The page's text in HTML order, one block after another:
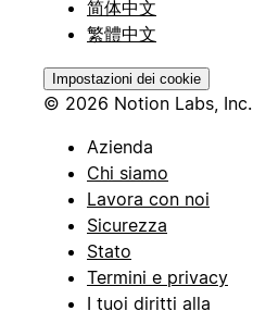
简体中文
繁體中文
Impostazioni dei cookie
© 2026 Notion Labs, Inc.
Azienda
Chi siamo
Lavora con noi
Sicurezza
Stato
Termini e privacy
I tuoi diritti alla